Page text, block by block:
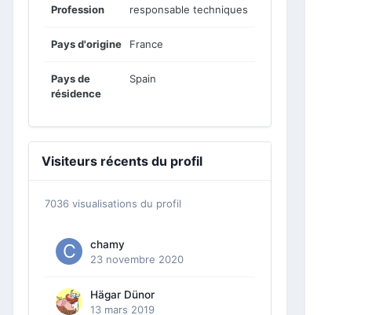
Profession responsable techniques
Pays d'origine France
Pays de
résidence
Spain
Visiteurs récents du profil
7036 visualisations du profil
chamy
23 novembre 2020
Hägar Dünor
13 mars 2019